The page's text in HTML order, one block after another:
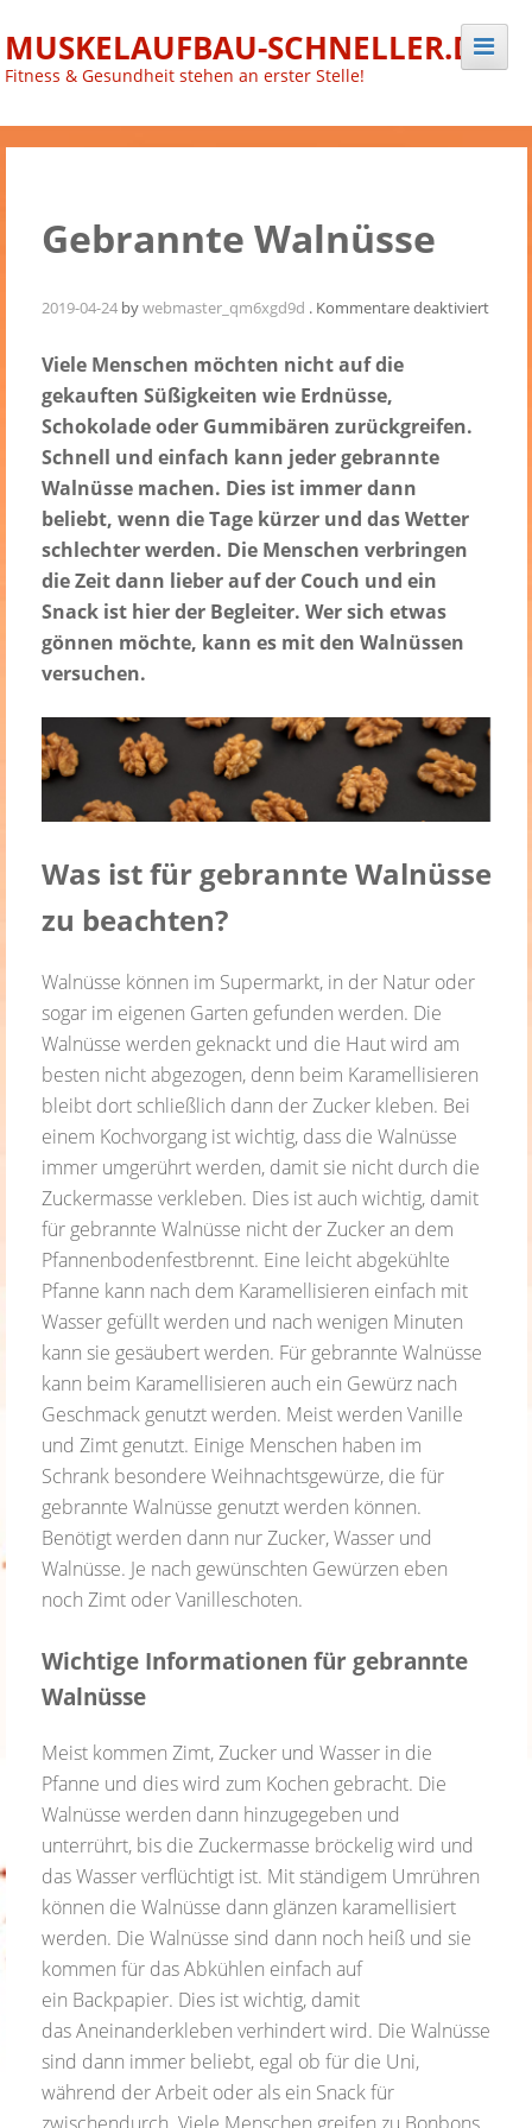
to
content
MUSKELAUFBAU-SCHNELLER.DE
Fitness & Gesundheit stehen an erster Stelle!
Gebrannte Walnüsse
2019-04-24 bywebmaster_qm6xgd9d . Kommentare deaktiviertfür
Viele Menschen möchten nicht auf die
gekauften Süßigkeiten wie Erdnüsse,
Schokolade oder Gummibären zurückgreifen.
Schnell und einfach kann jeder gebrannte
Walnüsse machen. Dies ist immer dann
beliebt, wenn die Tage kürzer und das Wetter
schlechter werden. Die Menschen verbringen
die Zeit dann lieber auf der Couch und ein
Snack ist hier der Begleiter. Wer sich etwas
gönnen möchte, kann es mit den Walnüssen
versuchen.
Was ist für gebrannte Walnüsse
zu beachten?
Walnüsse können im Supermarkt, in der Natur oder
sogar im eigenen Garten gefunden werden. Die
Walnüsse werden geknackt und die Haut wird am
besten nicht abgezogen, denn beim Karamellisieren
bleibt dort schließlich dann der Zucker kleben. Bei
einem Kochvorgang ist wichtig, dass die Walnüsse
immer umgerührt werden, damit sie nicht durch die
Zuckermasse verkleben. Dies ist auch wichtig, damit
für gebrannte Walnüsse nicht der Zucker an dem
Pfannenbodenfestbrennt. Eine leicht abgekühlte
Pfanne kann nach dem Karamellisieren einfach mit
Wasser gefüllt werden und nach wenigen Minuten
kann sie gesäubert werden. Für gebrannte Walnüsse
kann beim Karamellisieren auch ein Gewürz nach
Geschmack genutzt werden. Meist werden Vanille
und Zimt genutzt. Einige Menschen haben im
Schrank besondere Weihnachtsgewürze, die für
gebrannte Walnüsse genutzt werden können.
Benötigt werden dann nur Zucker, Wasser und
Walnüsse. Je nach gewünschten Gewürzen eben
noch Zimt oder Vanilleschoten.
Wichtige Informationen für gebrannte
Walnüsse
Meist kommen Zimt, Zucker und Wasser in die
Pfanne und dies wird zum Kochen gebracht. Die
Walnüsse werden dann hinzugegeben und
unterrührt, bis die Zuckermasse bröckelig wird und
das Wasser verflüchtigt ist. Mit ständigem Umrühren
können die Walnüsse dann glänzen karamellisiert
werden. Die Walnüsse sind dann noch heiß und sie
kommen für das Abkühlen einfach auf
ein Backpapier. Dies ist wichtig, damit
das Aneinanderkleben verhindert wird. Die Walnüsse
sind dann immer beliebt, egal ob für die Uni,
während der Arbeit oder als ein Snack für